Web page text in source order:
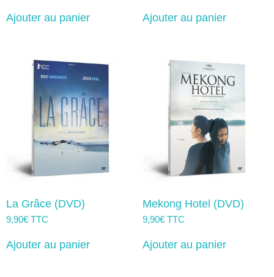
Ajouter au panier Ajouter au panier
La Grâce (DVD)
9,90€ TTC
Ajouter au panier
Mekong Hotel (DVD)
9,90€ TTC
Ajouter au panier